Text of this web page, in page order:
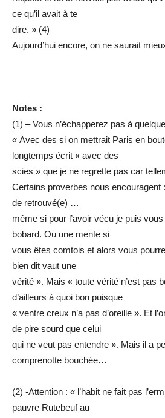
ce qu’il avait à te
dire. » (4)
Aujourd’hui encore, on ne saurait
Notes :
(1) – Vous n’échapperez pas à
« Avec des si on mettrait Paris en
longtemps écrit « avec des
scies » que je ne regrette pas car
Certains proverbes nous encouragent
de retrouvé(e) …
même si pour l’avoir vécu je puis vous
bobard. Ou une mente si
vous êtes comtois et alors vous
bien dit vaut une
vérité ». Mais « toute vérité n’est pas
d’ailleurs à quoi bon puisque
« ventre creux n’a pas d’oreille ». Et
de pire sourd que celui
qui ne veut pas entendre ». Mais il a
comprenotte bouchée…
(2) -Attention : « l’habit ne fait pas
pauvre Rutebeuf au